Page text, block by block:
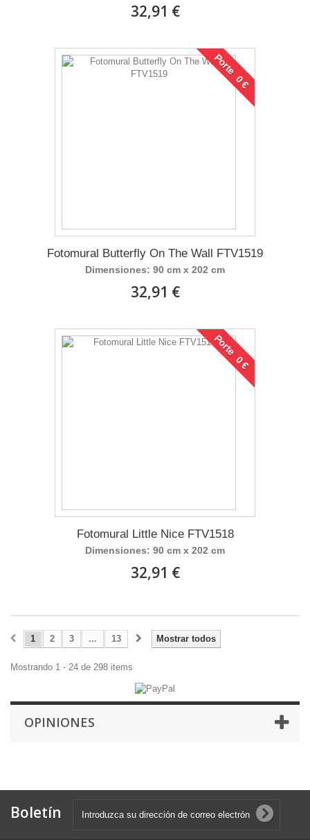
32,91 €
Porte 0 €
Fotomural Butterfly On The Wall FTV1519
Dimensiones: 90 cm x 202 cm
32,91 €
Porte 0 €
Fotomural Little Nice FTV1518
Dimensiones: 90 cm x 202 cm
32,91 €
Mostrar todos
1 2 3 ... 13
Mostrando 1 - 24 de 298 items
OPINIONES
Boletín